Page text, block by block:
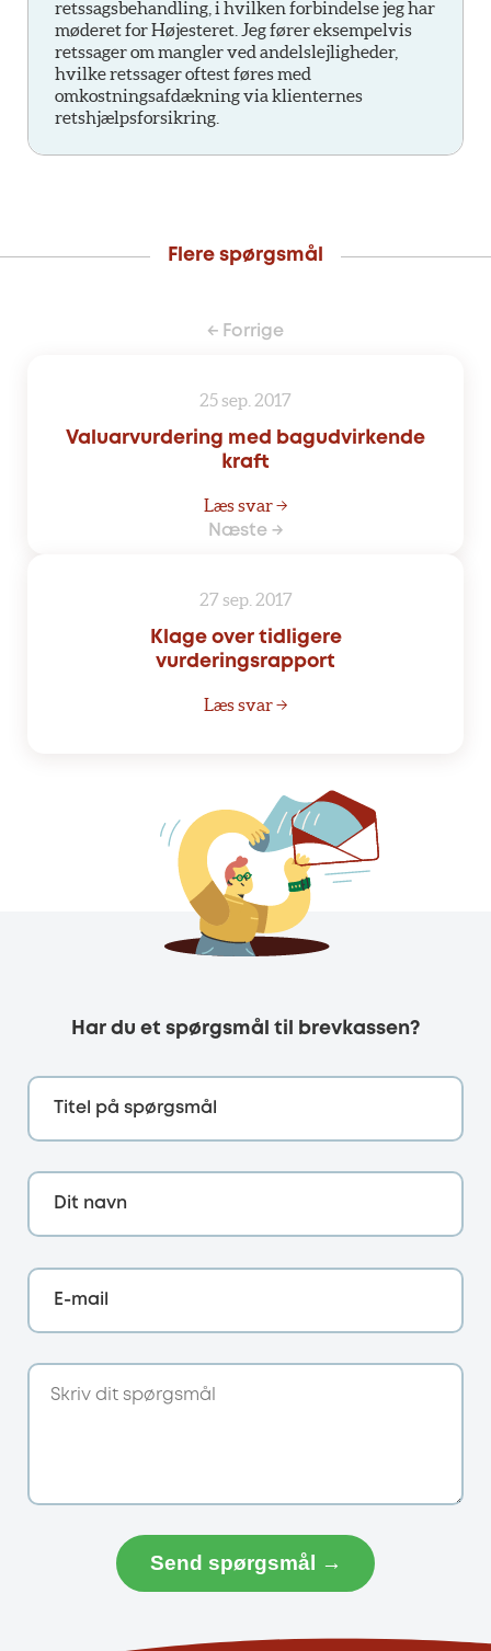
retssagsbehandling, i hvilken forbindelse jeg har
møderet for Højesteret. Jeg fører eksempelvis
retssager om mangler ved andelslejligheder,
hvilke retssager oftest føres med
omkostningsafdækning via klienternes
retshjælpsforsikring.
Flere spørgsmål
← Forrige
25 sep. 2017
Valuarvurdering med bagudvirkende
kraft
Læs svar →
Næste →
27 sep. 2017
Klage over tidligere
vurderingsrapport
Læs svar →
Har du et spørgsmål til brevkassen?
Titel på spørgsmål
Dit navn
E-mail
Send spørgsmål →